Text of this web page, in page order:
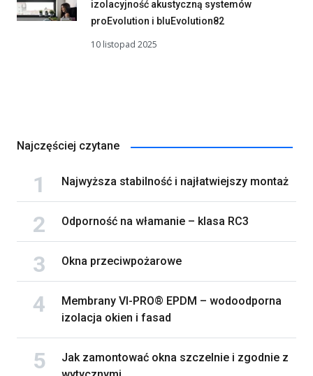
izolacyjność akustyczną systemów
proEvolution i bluEvolution82
10 listopad 2025
Najczęściej czytane
Najwyższa stabilność i najłatwiejszy montaż
Odporność na włamanie – klasa RC3
Okna przeciwpożarowe
Membrany VI-PRO® EPDM – wodoodporna
izolacja okien i fasad
Jak zamontować okna szczelnie i zgodnie z